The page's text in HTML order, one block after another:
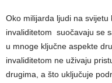
Oko milijarda ljudi na
invaliditetom suočavaju se
u mnoge ključne aspekte
invaliditetom ne uživaju
drugima, a što uključuje